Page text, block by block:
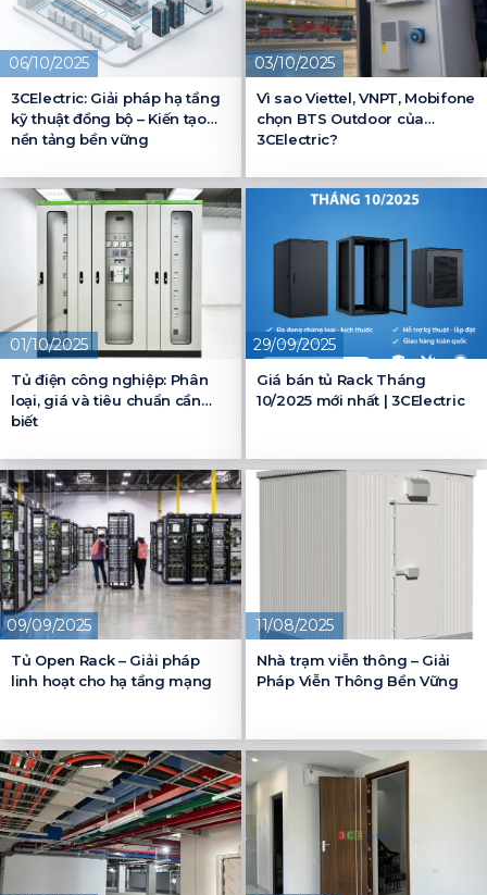
06/10/2025
3CElectric: Giải pháp hạ tầng
kỹ thuật đồng bộ – Kiến tạo
nền tảng bền vững
03/10/2025
Vì sao Viettel, VNPT, Mobifone
chọn BTS Outdoor của
3CElectric?
01/10/2025
Tủ điện công nghiệp: Phân
loại, giá và tiêu chuẩn cần
biết
29/09/2025
Giá bán tủ Rack Tháng
10/2025 mới nhất | 3CElectric
09/09/2025
Tủ Open Rack – Giải pháp
linh hoạt cho hạ tầng mạng
11/08/2025
Nhà trạm viễn thông – Giải
Pháp Viễn Thông Bền Vững